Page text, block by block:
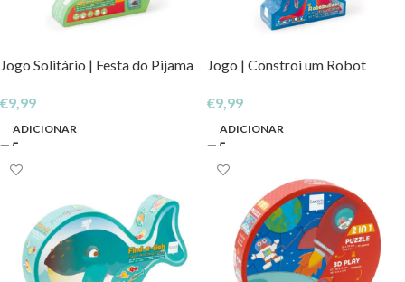
Jogo Solitário | Festa do Pijama
€9,99
ADICIONAR
Jogo | Constroi um Robot
€9,99
ADICIONAR